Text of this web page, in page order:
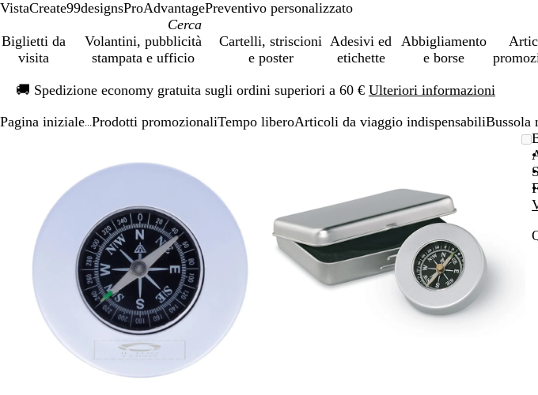
VistaCreate99designsProAdvantagePreventivo personalizzato
Biglietti da
visita
Volantini, pubblicità
stampata e ufficio
Cartelli, striscioni
e poster
Adesivi ed
etichette
Abbigliamento
e borse
🚚 Spedizione economy gratuita sugli ordini superiori a 60 € Ulteriori informazioni
1
Pagina iniziale Prodotti promozionaliTempo liberoArticoli da viaggio indispensabiliBussola
essere
minimo
allargare
comandi
e
+
per
ingrandire
o
ridurre
e
le
frecce
per
spostarti
ingrandita
+
e
+
per
ingrandire
ridurre